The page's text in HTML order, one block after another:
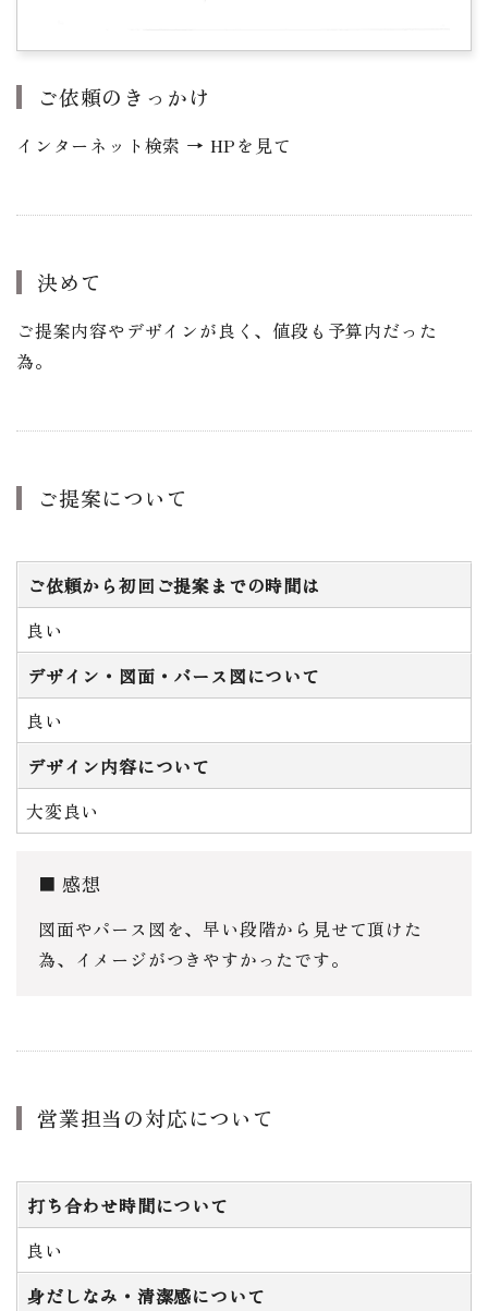
ご依頼のきっかけ
インターネット検索 → HPを見て
決めて
ご提案内容やデザインが良く、値段も予算内だった
為。
ご提案について
ご依頼から初回ご提案までの時間は
良い
デザイン・図面・バース図について
良い
デザイン内容について
大変良い
感想
図面やパース図を、早い段階から見せて頂けた
為、イメージがつきやすかったです。
営業担当の対応について
打ち合わせ時間について
良い
身だしなみ・清潔感について